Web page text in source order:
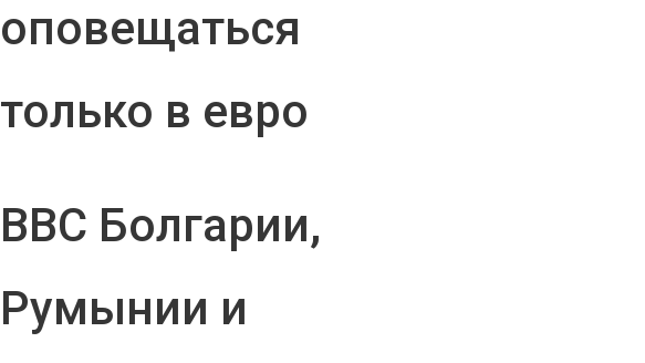
оповещаться
только в евро
ВВС Болгарии,
Румынии и